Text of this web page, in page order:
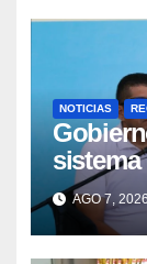
NOTICIAS
laAGO 7,